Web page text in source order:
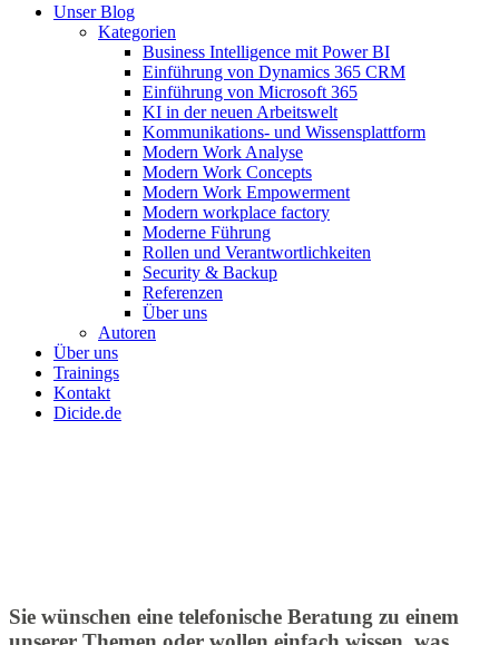
Close
Unser Blog
Kategorien
Business Intelligence mit Power BI
Einführung von Dynamics 365 CRM
Einführung von Microsoft 365
KI in der neuen Arbeitswelt
Kommunikations- und Wissensplattform
Modern Work Analyse
Modern Work Concepts
Modern Work Empowerment
Modern workplace factory
Moderne Führung
Rollen und Verantwortlichkeiten
Security & Backup
Referenzen
Über uns
Autoren
Über uns
Trainings
Kontakt
Dicide.de
Sie wünschen eine telefonische Beratung zu einem